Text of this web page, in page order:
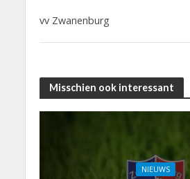
vv Zwanenburg
Misschien ook interessant
NIEUWS